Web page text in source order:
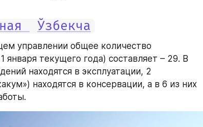
Ўзбекча
управлении общее количество
текущего года) составляет – 29. В
находятся в эксплуатации, 2
находятся в консервации, а в 6 из них